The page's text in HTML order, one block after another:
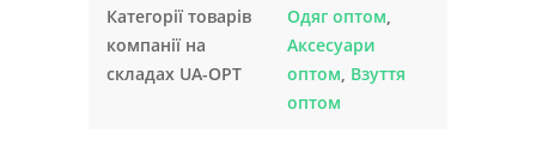
Категорії товарів
компанії на
складах UA-OPT
Одяг оптом,
Аксесуари
оптом, Взуття
оптом